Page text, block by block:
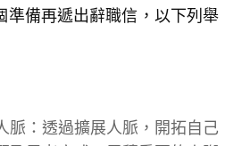
準備再遞出辭職信，以下列舉
脈：透過擴展人脈，開拓自己